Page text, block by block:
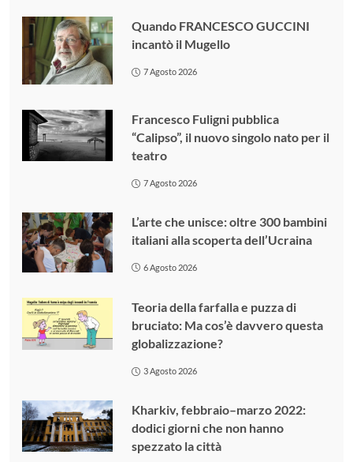
Quando FRANCESCO GUCCINI
incantò il Mugello
7 Agosto 2026
Francesco Fuligni pubblica
“Calipso”, il nuovo singolo nato per il
teatro
7 Agosto 2026
L’arte che unisce: oltre 300 bambini
italiani alla scoperta dell’Ucraina
6 Agosto 2026
Teoria della farfalla e puzza di
bruciato: Ma cos’è davvero questa
globalizzazione?
3 Agosto 2026
Kharkiv, febbraio–marzo 2022:
dodici giorni che non hanno
spezzato la città